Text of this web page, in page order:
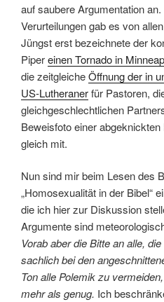
auf saubere Argumentation
Verurteilungen gab es von
Jüngst erst bezeichnete der
Pipereinen Tornado in
die zeitgleicheÖffnung der in
US-Lutheranerfür Pastoren,
gleichgeschlechtlichen
Beweisfoto einer
gleich mit.
Nun sind mir beim Lesen des
„Homosexualität in der Bibel“
die ich hier zur Diskussion
Argumente sind
Vorab aber die Bitte an alle,
sachlich bei den
Ton alle Polemik zu
mehr als genug. Ich